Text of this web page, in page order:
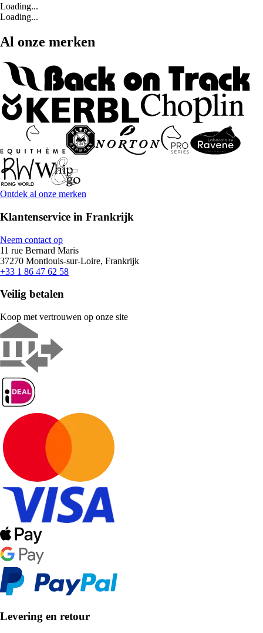
Loading...
Loading...
Al onze merken
Ontdek al onze merken
Klantenservice in Frankrijk
Neem contact op
11 rue Bernard Maris
37270 Montlouis-sur-Loire, Frankrijk
+33 1 86 47 62 58
Veilig betalen
Koop met vertrouwen op onze site
Levering en retour